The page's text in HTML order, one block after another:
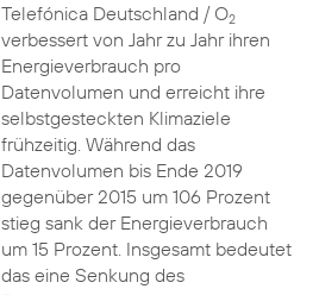
Telefónica Deutschland / O2
verbessert von Jahr zu Jahr ihren
Energieverbrauch pro
Datenvolumen und erreicht ihre
selbstgesteckten Klimaziele
frühzeitig. Während das
Datenvolumen bis Ende 2019
gegenüber 2015 um 106 Prozent
stieg sank der Energieverbrauch
um 15 Prozent. Insgesamt bedeutet
das eine Senkung des